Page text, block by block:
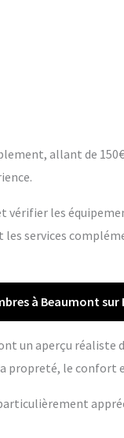
allant de
vérifier les
les services
à Beaumont sur
un aperçu réaliste
le confort